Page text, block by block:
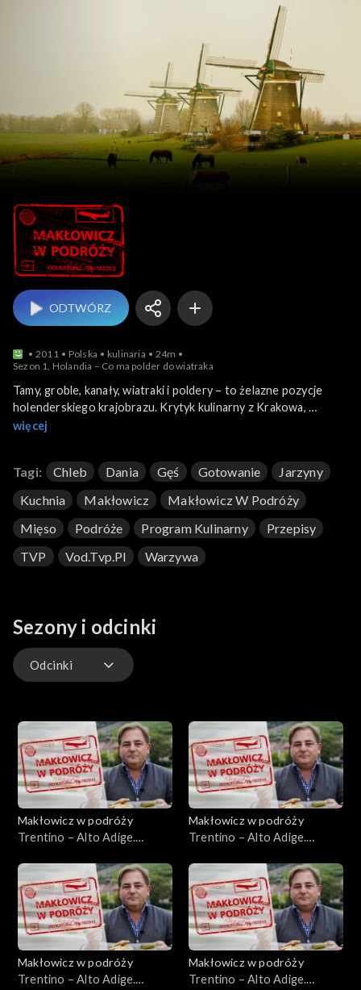
Makłowicz w podróży
ODTWÓRZ
2011 Polska kulinaria
24m
Sezon 1, Holandia – Co ma polder do wiatraka
Tamy, groble, kanały, wiatraki i poldery – to żelazne pozycje
holenderskiego krajobrazu. Krytyk kulinarny z Krakowa,
w niecodziennej dla siebie roli eksperta inżynierii wodnej,
największy port świata, to miejsce, gdzie można zjeść
doskonałe ryby, natomiast region Westland jest największym w
Holandii zagłębiem upraw warzywnych. Odwiedzamy szklarnie,
w której rośnie 50 odmian pomidorów, oraz hodowlę kiełków
spożywczych zadziwiających wielością smaków. Danie główne
odcinka: sałatka z piersią kurczaka a la plancha, ze smażonymi
batatami i kiełkami, w sosie vinegrette.
więcej
Tagi: Chleb Dania Gęś Gotowanie
Jarzyny
Kuchnia
Makłowicz
Makłowicz W Podróży
Mięso
Podróże Program Kulinarny
Przepisy
TVP
Vod.tvp.pl Warzywa
Sezony i odcinki
Odcinki
Makłowicz w podróży
Trentino – Alto Adige.
Makłowicz w podróży
Trentino – Alto Adige.
Makłowicz w podróży
Trentino – Alto Adige.
Makłowicz w podróży
Trentino – Alto Adige.